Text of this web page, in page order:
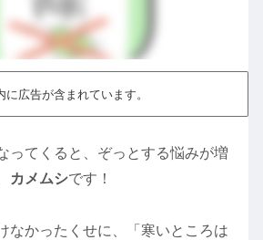
に広告が含まれています。
ってくると、ぞっとする悩みが増
カメムシです！
なかったくせに、「寒いところは